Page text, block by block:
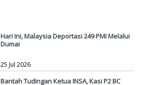
Hari Ini, Malaysia Deportasi 249 PMI Melalui
Dumai
25 Jul 2026
Bantah Tudingan Ketua INSA, Kasi P2 BC